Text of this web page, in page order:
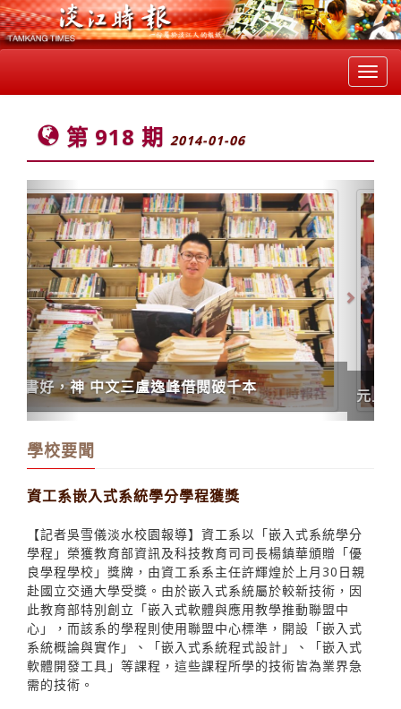
第 918 期 2014-01-06
元旦揮毫 馬.郝.張炳煌 宣揚正體漢字
Previous Next
學校要聞
資工系嵌入式系統學分學程獲獎
【記者吳雪儀淡水校園報導】資工系以「嵌入式系統學分
學程」榮獲教育部資訊及科技教育司司長楊鎮華頒贈「優
良學程學校」獎牌，由資工系系主任許輝煌於上月30日親
赴國立交通大學受獎。由於嵌入式系統屬於較新技術，因
此教育部特別創立「嵌入式軟體與應用教學推動聯盟中
心」，而該系的學程則使用聯盟中心標準，開設「嵌入式
系統概論與實作」、「嵌入式系統程式設計」、「嵌入式
軟體開發工具」等課程，這些課程所學的技術皆為業界急
需的技術。